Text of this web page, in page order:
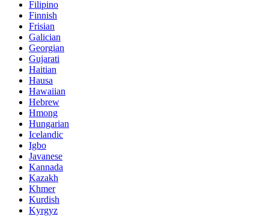
Filipino
Finnish
Frisian
Galician
Georgian
Gujarati
Haitian
Hausa
Hawaiian
Hebrew
Hmong
Hungarian
Icelandic
Igbo
Javanese
Kannada
Kazakh
Khmer
Kurdish
Kyrgyz